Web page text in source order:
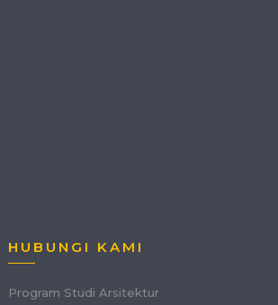
HUBUNGI KAMI
Program Studi Arsitektur